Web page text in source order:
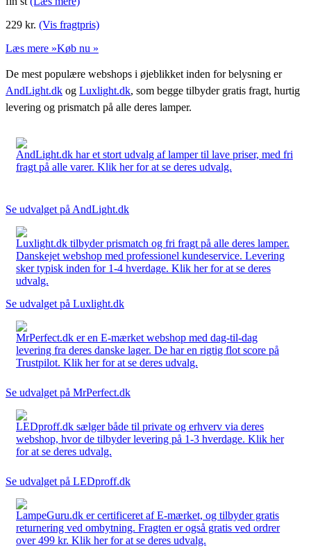
229 kr. (Vis fragtpris)
Læs mere »Køb nu »
De mest populære webshops i øjeblikket inden for belysning er
AndLight.dk og Luxlight.dk, som begge tilbyder gratis fragt, hurtig
levering og prismatch på alle deres lamper.
AndLight.dk har et stort udvalg af lamper til lave priser, med fri
fragt på alle varer. Klik her for at se deres udvalg.
Se udvalget på AndLight.dk
Luxlight.dk tilbyder prismatch og fri fragt på alle deres lamper.
Danskejet webshop med professionel kundeservice. Levering
sker typisk inden for 1-4 hverdage. Klik her for at se deres
udvalg.
Se udvalget på Luxlight.dk
MrPerfect.dk er en E-mærket webshop med dag-til-dag
levering fra deres danske lager. De har en rigtig flot score på
Trustpilot. Klik her for at se deres udvalg.
Se udvalget på MrPerfect.dk
LEDproff.dk sælger både til private og erhverv via deres
webshop, hvor de tilbyder levering på 1-3 hverdage. Klik her
for at se deres udvalg.
Se udvalget på LEDproff.dk
LampeGuru.dk er certificeret af E-mærket, og tilbyder gratis
returnering ved ombytning. Fragten er også gratis ved ordrer
over 499 kr. Klik her for at se deres udvalg.